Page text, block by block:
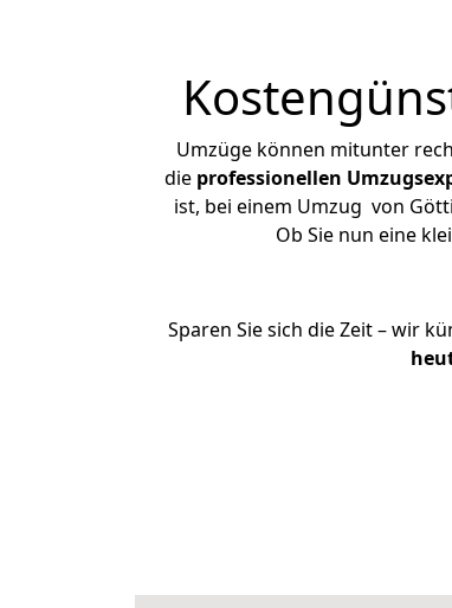
Umzüge können mitunter
die professionellen
ist, bei einem Umzug von
Ob Sie nun eine
Sparen Sie sich die Zeit – wir